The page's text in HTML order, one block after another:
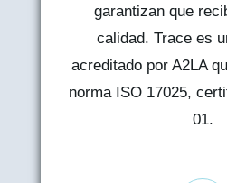
garantizan que
calidad. Trace es
acreditado por A2LA
norma ISO 17025,
01.